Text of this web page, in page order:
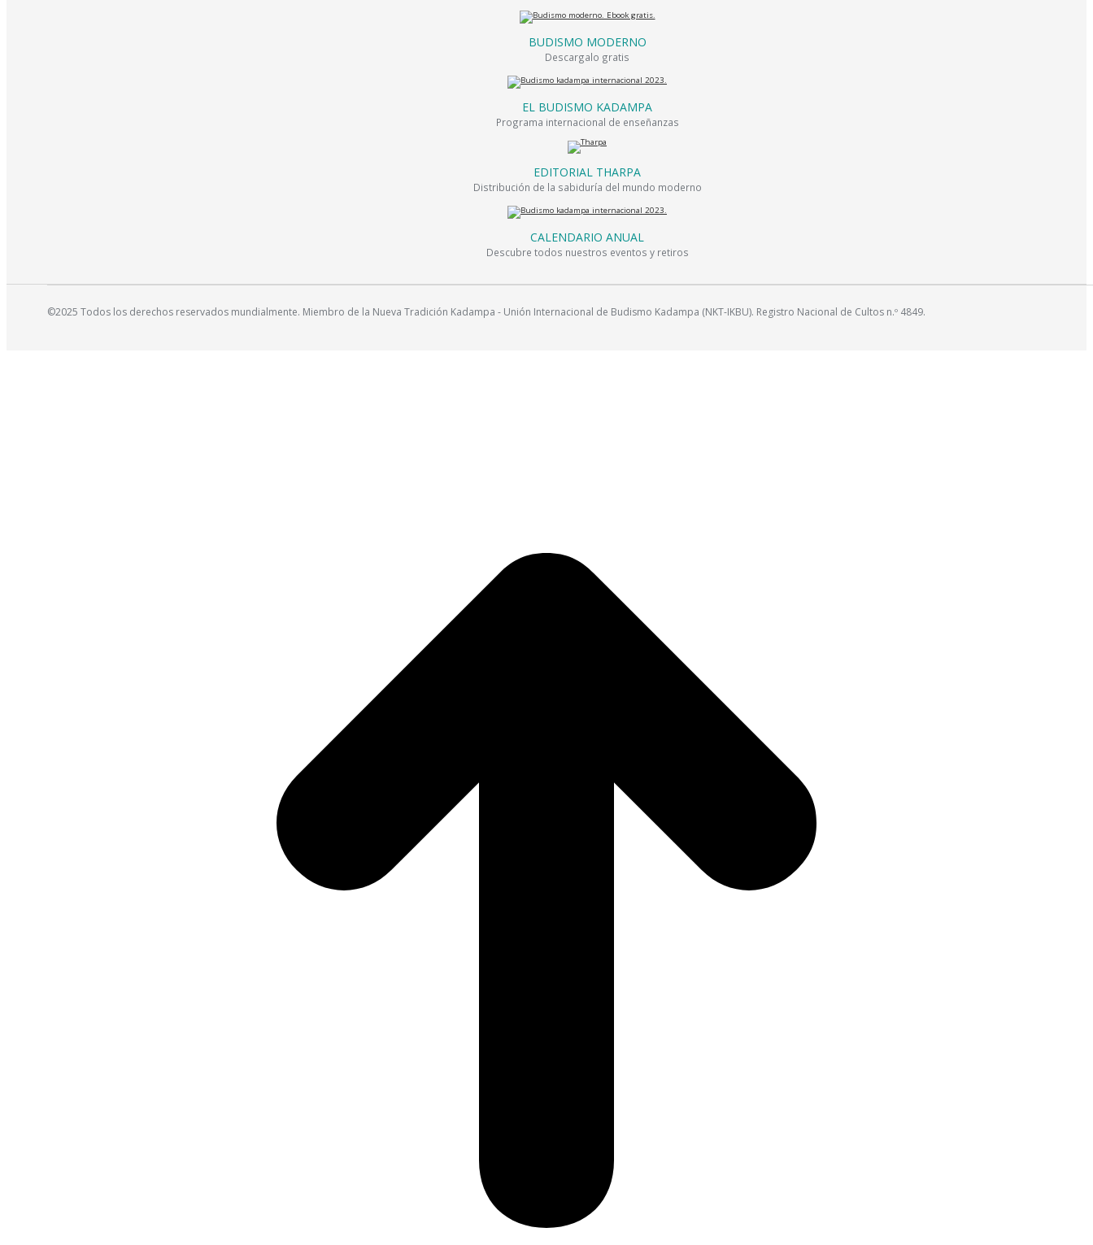
BUDISMO MODERNO
Descargalo gratis
EL BUDISMO KADAMPA
Programa internacional de enseñanzas
EDITORIAL THARPA
Distribución de la sabiduría del mundo moderno
CALENDARIO ANUAL
Descubre todos nuestros eventos y retiros
©2025 Todos los derechos reservados mundialmente. Miembro de la Nueva Tradición Kadampa - Unión Internacional de Budismo Kadampa (NKT-IKBU). Registro Nacional de Cultos n.º 4849.